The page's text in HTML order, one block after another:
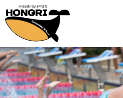
텐
건
너
뛰
기